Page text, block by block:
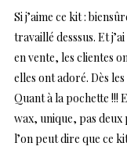
Si j’aime ce kit :
travaillé desssus. Et
en vente, les clientes
elles ont adoré. Dès
Quant à la pochette !!!
wax, unique, pas deux
l’on peut dire que ce